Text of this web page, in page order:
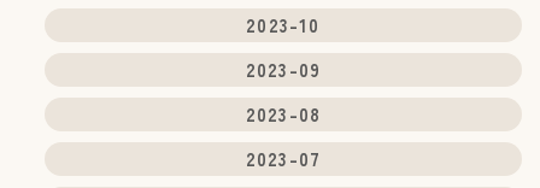
2023-10
2023-09
2023-08
2023-07